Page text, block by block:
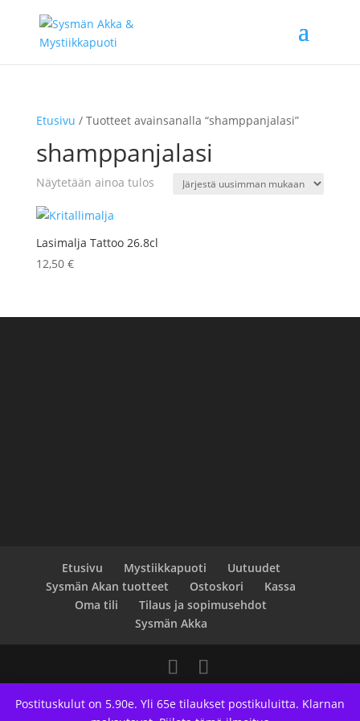
Postituskulut on 5.90e. Yli 65e tilaukset postikuluitta. Klarnan
Etusivu / Tuotteet avainsanalla “shamppanjalasi”
shamppanjalasi
Näytetään ainoa tulos
Lasimalja Tattoo 26.8cl
12,50 €
Etusivu Mystiikkapuoti
Uutuudet
Sysmän Akan tuotteet
Ostoskori
Kassa
Oma tili
Tilaus ja sopimusehdot
Sysmän Akka
WordPress